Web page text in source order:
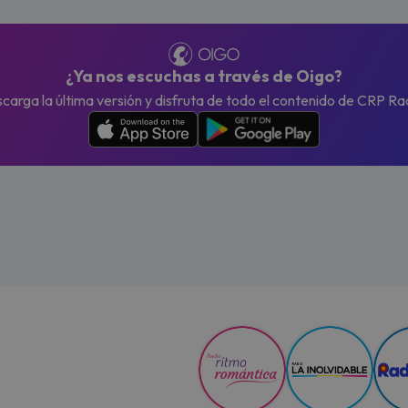
¿Ya nos escuchas a través de Oigo?
la última versión y disfruta de todo el contenido de CRP